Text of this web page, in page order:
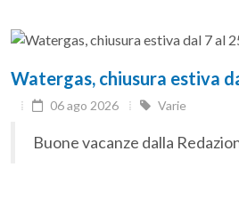
Watergas, chiusura estiva
06 ago 2026 Varie
Buone vacanze dalla